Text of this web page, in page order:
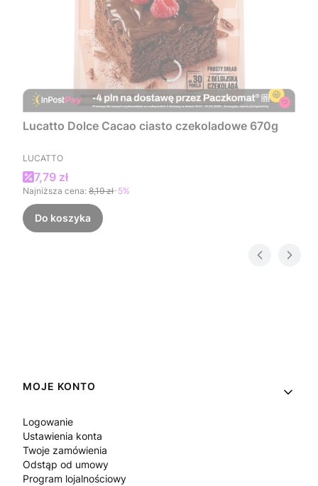
Lucatto Dolce Cacao ciasto czekoladowe 670g
PRODUCENT
LUCATTO
Cena promocyjna
7,79 zł
Najniższa cena: 8,19 zł-5%
Do koszyka
Linki w stopce
MOJE KONTO
Logowanie
Ustawienia konta
Twoje zamówienia
Odstąp od umowy
Program lojalnościowy